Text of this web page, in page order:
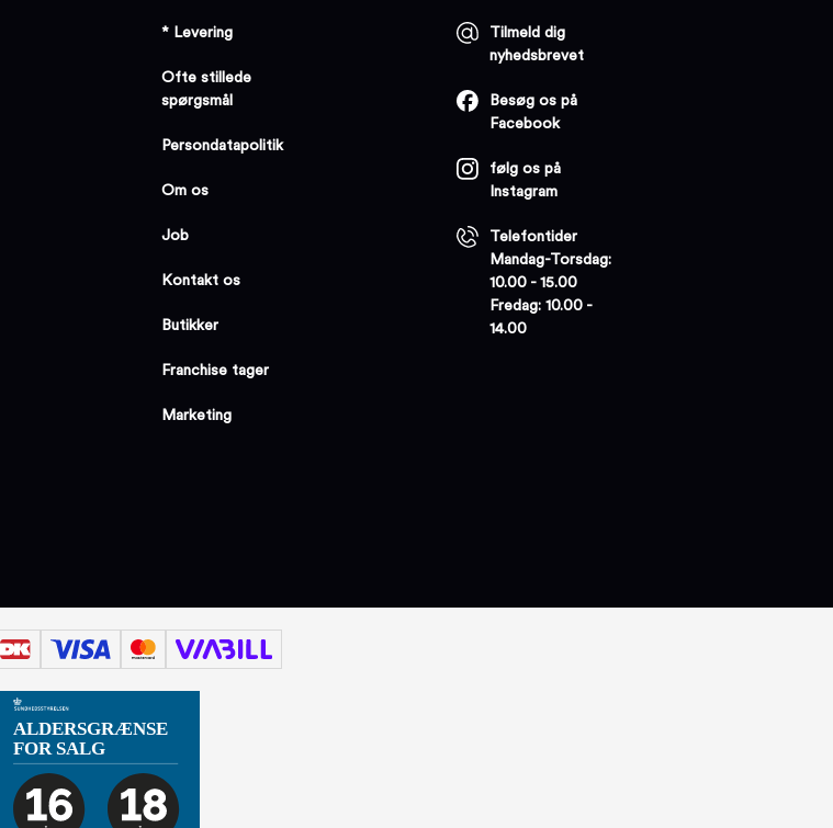
* Levering
Ofte stillede
spørgsmål
Persondatapolitik
Om os
Job
Kontakt os
Butikker
Franchise tager
Marketing
Tilmeld dig
nyhedsbrevet
Besøg os på
Facebook
følg os på
Instagram
Telefontider
Mandag-Torsdag:
10.00 - 15.00
Fredag: 10.00 -
14.00